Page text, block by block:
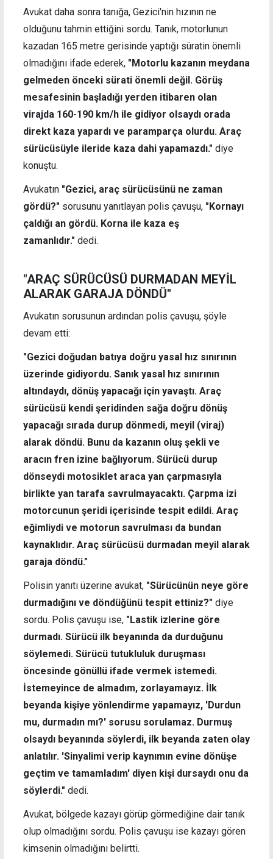
Avukat daha sonra tanığa, Gezici'nin hızının ne
olduğunu tahmin ettiğini sordu. Tanık, motorlunun
kazadan 165 metre gerisinde yaptığı süratin önemli
olmadığını ifade ederek, "Motorlu kazanın meydana
gelmeden önceki sürati önemli değil. Görüş
mesafesinin başladığı yerden itibaren olan
virajda 160-190 km/h ile gidiyor olsaydı orada
direkt kaza yapardı ve paramparça olurdu. Araç
sürücüsüyle ileride kaza dahi yapamazdı." diye
konuştu.
Avukatın "Gezici, araç sürücüsünü ne zaman
gördü?" sorusunu yanıtlayan polis çavuşu, "Kornayı
çaldığı an gördü. Korna ile kaza eş
zamanlıdır." dedi.
"ARAÇ SÜRÜCÜSÜ DURMADAN MEYİL
ALARAK GARAJA DÖNDÜ"
Avukatın sorusunun ardından polis çavuşu, şöyle
devam etti:
"Gezici doğudan batıya doğru yasal hız sınırının
üzerinde gidiyordu. Sanık yasal hız sınırının
altındaydı, dönüş yapacağı için yavaştı. Araç
sürücüsü kendi şeridinden sağa doğru dönüş
yapacağı sırada durup dönmedi, meyil (viraj)
alarak döndü. Bunu da kazanın oluş şekli ve
aracın fren izine bağlıyorum. Sürücü durup
dönseydi motosiklet araca yan çarpmasıyla
birlikte yan tarafa savrulmayacaktı. Çarpma izi
motorcunun şeridi içerisinde tespit edildi. Araç
eğimliydi ve motorun savrulması da bundan
kaynaklıdır. Araç sürücüsü durmadan meyil alarak
garaja döndü."
Polisin yanıtı üzerine avukat, "Sürücünün neye göre
durmadığını ve döndüğünü tespit ettiniz?" diye
sordu. Polis çavuşu ise, "Lastik izlerine göre
durmadı. Sürücü ilk beyanında da durduğunu
söylemedi. Sürücü tutukluluk duruşması
öncesinde gönüllü ifade vermek istemedi.
İstemeyince de almadım, zorlayamayız. İlk
beyanda kişiye yönlendirme yapamayız, 'Durdun
mu, durmadın mı?' sorusu sorulamaz. Durmuş
olsaydı beyanında söylerdi, ilk beyanda zaten olay
anlatılır. 'Sinyalimi verip kaynımın evine dönüşe
geçtim ve tamamladım' diyen kişi dursaydı onu da
söylerdi." dedi.
Avukat, bölgede kazayı görüp görmediğine dair tanık
olup olmadığını sordu. Polis çavuşu ise kazayı gören
kimsenin olmadığını belirtti.